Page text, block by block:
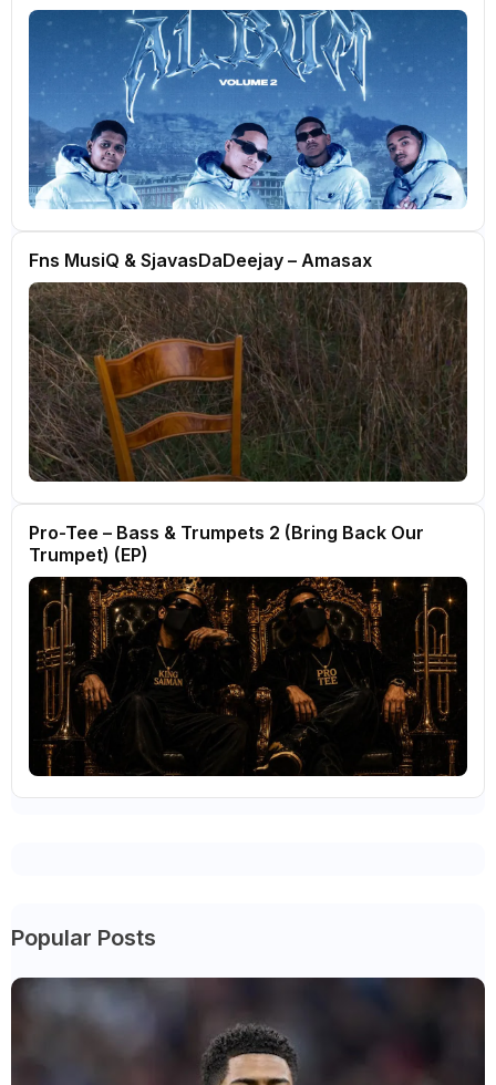
Fns MusiQ & SjavasDaDeejay – Amasax
Pro-Tee – Bass & Trumpets 2 (Bring Back Our
Trumpet) (EP)
Popular Posts